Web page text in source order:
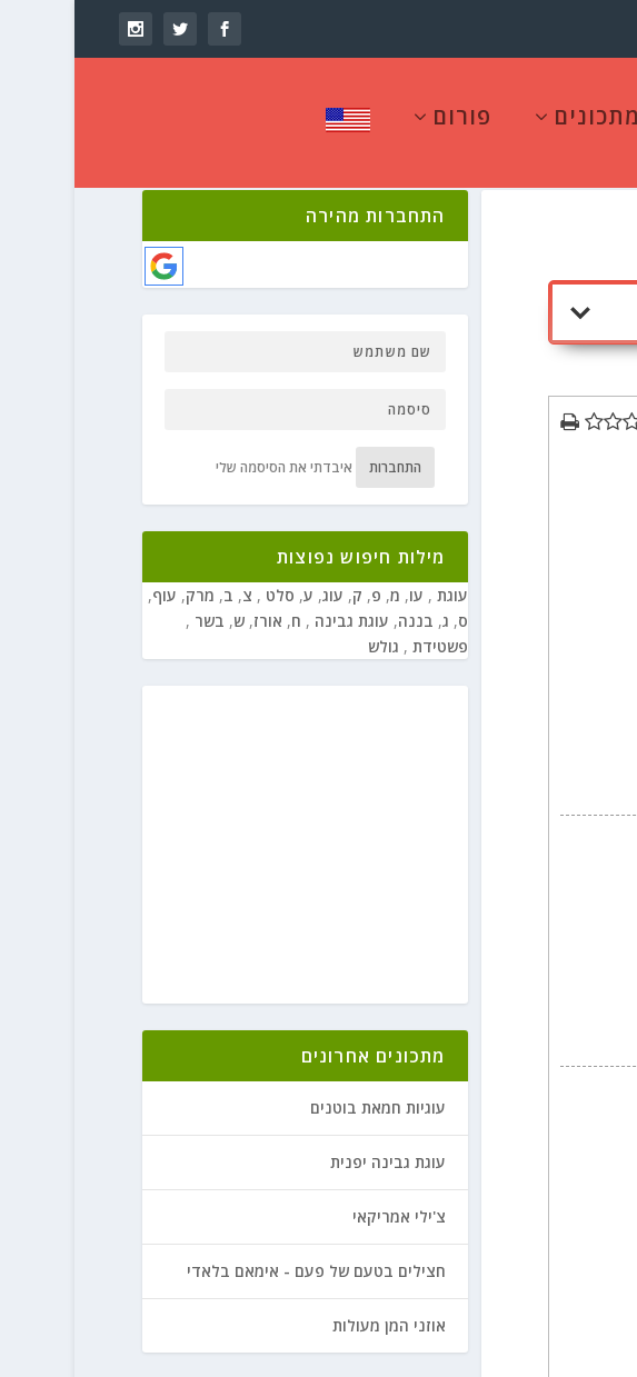
מתכונים פורום
התחברות מהירה
התחברות איבדתי את הסיסמה שלי
מילות חיפוש נפוצות
עוגת , עו, מ, פ, ק, עוג, ע, סלט , צ, ב, מרק, עוף,
ס, ג, בננה, עוגת גבינה , ח, אורז,ש, בשר ,
פשטידת , גולש
מתכונים אחרונים
עוגיות חמאת בוטנים
עוגת גבינה יפנית
צ'ילי אמריקאי
חצילים בטעם של פעם - אימאם בלאדי
אוזני המן מעולות